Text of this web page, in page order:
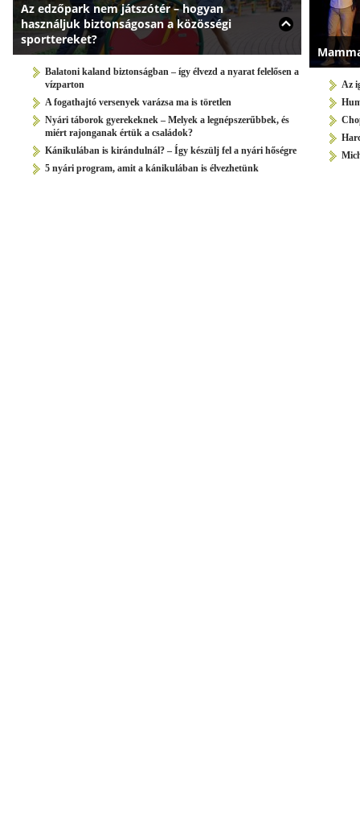
Az edzőpark nem játszótér – hogyan
használjuk biztonságosan a közösségi
sporttereket?
Balatoni kaland biztonságban – így élvezd a nyarat felelősen a
vízparton
A fogathajtó versenyek varázsa ma is töretlen
Nyári táborok gyerekeknek – Melyek a legnépszerűbbek, és
miért rajonganak értük a családok?
Kánikulában is kirándulnál? – Így készülj fel a nyári hőségre
5 nyári program, amit a kánikulában is élvezhetünk
Az